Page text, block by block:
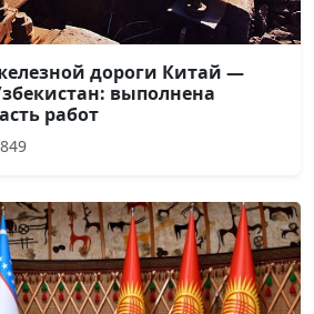
дороги Китай —
выполнена
работ